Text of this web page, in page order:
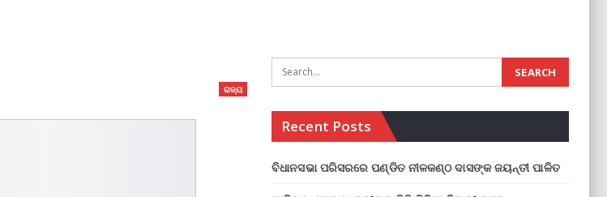
ରାଜ୍ୟ
Recent Posts
ବିଧାନସଭା ପରିସରରେ ପଣ୍ଡିତ ନୀଳକଣ୍ଠ ଦାସଙ୍କ ଜୟନ୍ତୀ ପାଳିତ